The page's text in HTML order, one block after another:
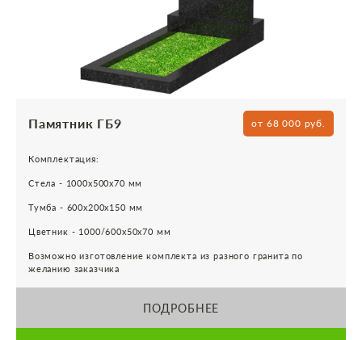
Памятник ГБ9 от 68 000 руб.
Комплектация:
Стела - 1000х500х70 мм
Тумба - 600х200х150 мм
Цветник - 1000/600х50х70 мм
Возможно изготовление комплекта из разного гранита по
желанию заказчика
ПОДРОБНЕЕ